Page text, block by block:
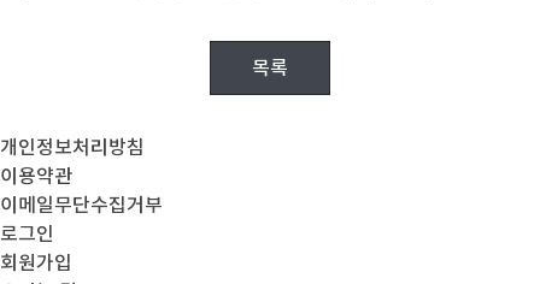
목록
개인정보처리방침
이용약관
이메일무단수집거부
로그인
회원가입